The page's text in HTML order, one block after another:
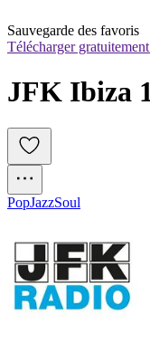
Sauvegarde des favoris
Télécharger
JFK Ibiza
PopJazzSoul